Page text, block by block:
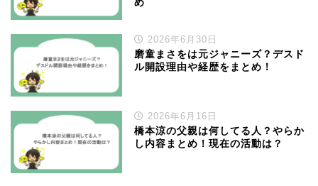
め
2026年6月30日
磨童まさをは元ジャニーズ？デスド
ル開設理由や経歴をまとめ！
2026年6月16日
橋本涼の父親は何してる人？やらか
し内容まとめ！現在の活動は？